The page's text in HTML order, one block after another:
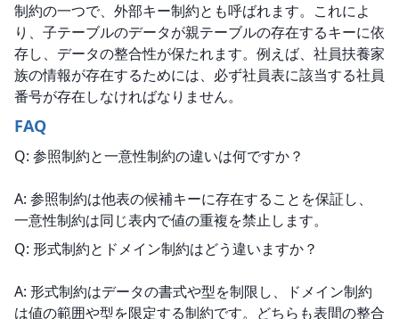
制約の一つで、外部キー制約とも呼ばれます。これによ
り、子テーブルのデータが親テーブルの存在するキーに依
存し、データの整合性が保たれます。例えば、社員扶養家
族の情報が存在するためには、必ず社員表に該当する社員
番号が存在しなければなりません。
FAQ
Q: 参照制約と一意性制約の違いは何ですか？
A: 参照制約は他表の候補キーに存在することを保証し、
一意性制約は同じ表内で値の重複を禁止します。
Q: 形式制約とドメイン制約はどう違いますか？
A: 形式制約はデータの書式や型を制限し、ドメイン制約
は値の範囲や型を限定する制約です。どちらも表間の整合